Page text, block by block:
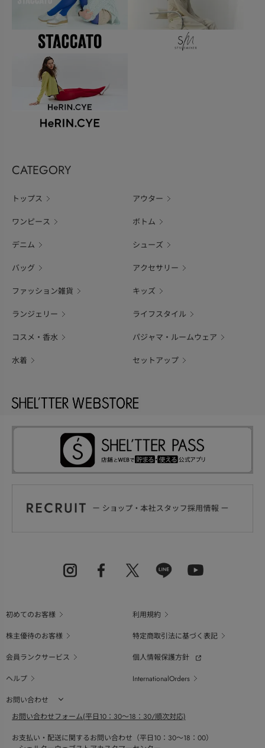
CATEGORY
トップス アウター
ワンピース ボトム
デニム シューズ
バッグ アクセサリー
ファッション雑貨 キッズ
ランジェリー ライフスタイル
コスメ・香水 パジャマ・ルームウェア
水着 セットアップ
初めてのお客様
利用規約
株主優待のお客様
特定商取引法に基づく表記
会員ランクサービス
個人情報保護方針
ヘルプ
InternationalOrders
お問い合わせ
お問い合わせフォーム(平日10：30～18：30/順次対応)
お支払い・配送に関するお問い合わせ（平日10：30～18：00）